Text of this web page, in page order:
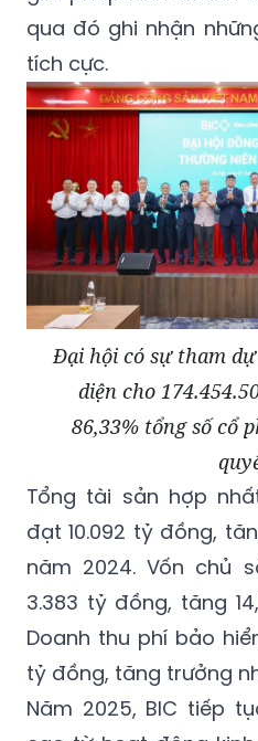
tích cực.
Đại hội có sự tham
diện cho
86,33% tổng số cổ
Tổng tài sản hợp
đạt 10.092 tỷ đồng,
năm 2024. Vốn chủ
3.383 tỷ đồng, tăng
Doanh thu phí bảo
tỷ đồng, tăng trưởng
Năm 2025, BIC tiếp
cao từ hoạt động kinh
nhuận trước thuế hợp